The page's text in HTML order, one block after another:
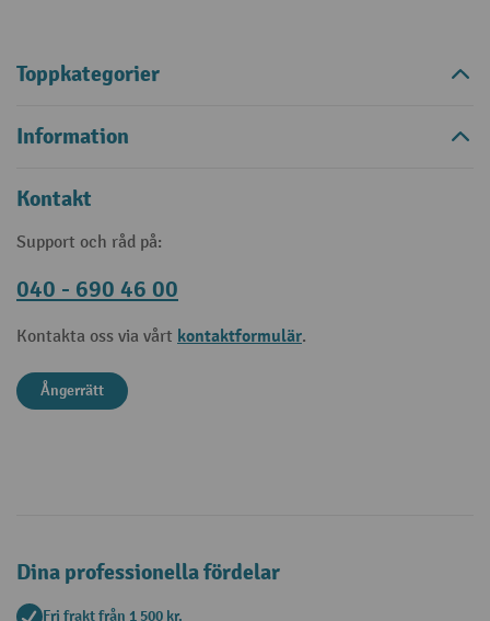
Toppkategorier
Information
Kontakt
Support och råd på:
040 - 690 46 00
Kontakta oss via vårt kontaktformulär.
Ångerrätt
Dina professionella fördelar
Fri frakt från 1 500 kr.